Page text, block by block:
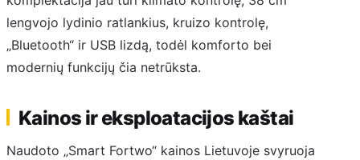
lengvojo lydinio ratlankius, kruizo kontrolę,
„Bluetooth“ ir USB lizdą, todėl komforto bei
modernių funkcijų čia netrūksta.
Kainos ir eksploatacijos kaštai
Naudoto „Smart Fortwo“ kainos Lietuvoje svyruoja